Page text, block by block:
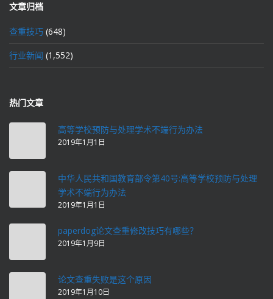
文章归档
查重技巧 (648)
行业新闻 (1,552)
热门文章
高等学校预防与处理学术不端行为办法
2019年1月1日
中华人民共和国教育部令第40号:高等学校预防与处理
学术不端行为办法
2019年1月1日
paperdog论文查重修改技巧有哪些？
2019年1月9日
论文查重失败是这个原因
2019年1月10日